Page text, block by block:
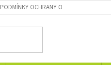
PODMÍNKY OCHRANY OSOBNÍCH ÚDAJŮ